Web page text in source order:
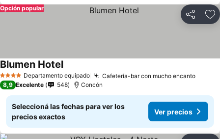
Compartir
Opción popular
4 EstrellasDepartamento equipado Cafetería-bar con mucho encanto
Blumen Hotel
8,9 Excelente 548 Concón
Seleccioná las fechas para ver los
precios exactos
Ver precios